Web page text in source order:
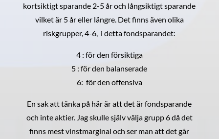
kortsiktigt sparande 2-5 år och långsiktigt sparande
vilket är 5 år eller längre. Det finns även olika
riskgrupper, 4-6, i detta fondsparandet:
4 : för den försiktiga
5 : för den balanserade
6: för den offensiva
En sak att tänka på här är att det är fondsparande
och inte aktier. Jag skulle själv välja grupp 6 då det
finns mest vinstmarginal och ser man att det går